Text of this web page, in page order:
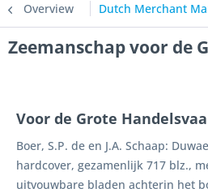
Overview Dutch Merchant
Zeemanschap voor de
Voor de Grote
Boer, S.P. de en J.A. Schaap:
hardcover, gezamenlijk 717 blz.,
uitvouwbare bladen achterin het